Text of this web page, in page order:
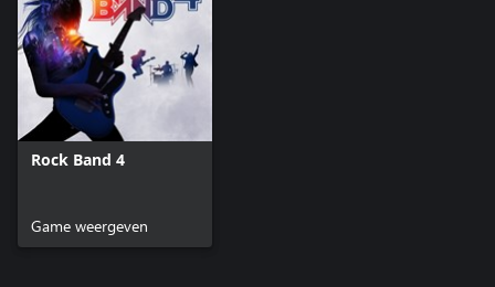
Rock Band 4
Game weergeven